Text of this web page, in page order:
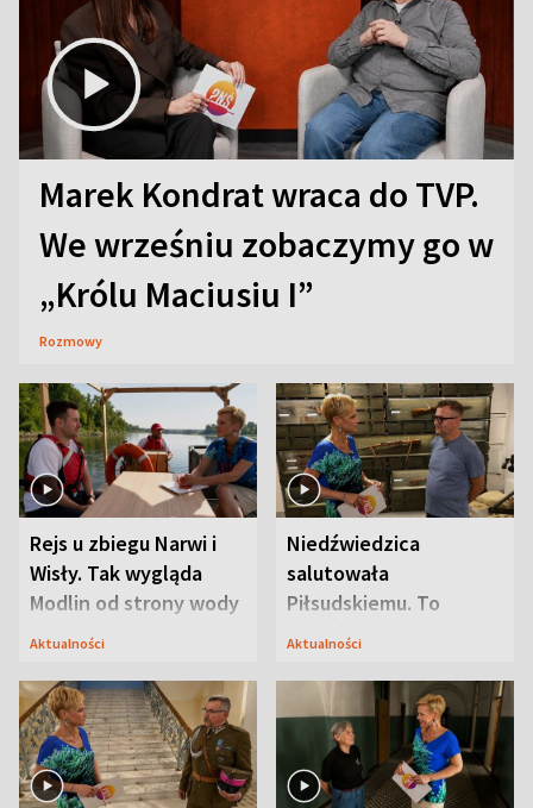
Marek Kondrat wraca do TVP.
We wrześniu zobaczymy go w
„Królu Maciusiu I”
Rozmowy
Rejs u zbiegu Narwi i
Wisły. Tak wygląda
Modlin od strony wody
Aktualności
Niedźwiedzica
salutowała
Piłsudskiemu. To
niejedyna tajemnica
Aktualności